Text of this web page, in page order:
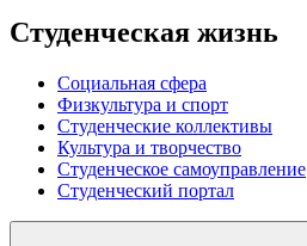
Студенческая жизнь
Социальная сфера
Физкультура и спорт
Студенческие коллективы
Культура и творчество
Студенческое самоуправление
Студенческий портал